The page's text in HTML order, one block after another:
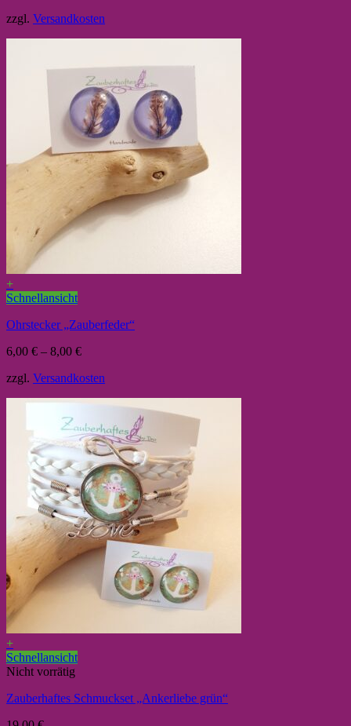
zzgl. Versandkosten
+
Schnellansicht
Ohrstecker „Zauberfeder“
6,00 € – 8,00 €
zzgl. Versandkosten
+
Schnellansicht
Nicht vorrätig
Zauberhaftes Schmuckset „Ankerliebe grün“